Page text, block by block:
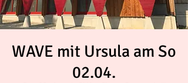
WAVE mit Ursula am So
02.04.